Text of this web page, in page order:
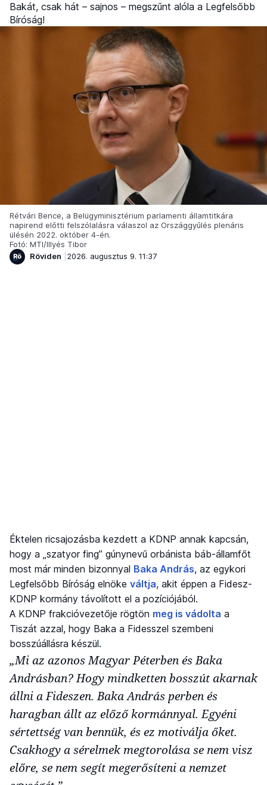
Bakát, csak hát – sajnos – megszűnt alóla a Legfelsőbb
Bíróság!
Rétvári Bence, a Belügyminisztérium parlamenti államtitkára
napirend előtti felszólalásra válaszol az Országgyűlés plenáris
ülésén 2022. október 4-én.
Fotó: MTI/Illyés Tibor
Röviden
2026. augusztus 9. 11:37
Éktelen ricsajozásba kezdett a KDNP annak kapcsán,
hogy a „szatyor fing” gúnynevű orbánista báb-államfőt
most már minden bizonnyal Baka András, az egykori
Legfelsőbb Bíróság elnöke váltja, akit éppen a Fidesz-
KDNP kormány távolított el a pozíciójából.
A KDNP frakcióvezetője rögtön meg is vádolta a
Tiszát azzal, hogy Baka a Fidesszel szembeni
bosszúállásra készül.
„Mi az azonos Magyar Péterben és Baka
Andrásban? Hogy mindketten bosszút akarnak
állni a Fideszen. Baka András perben és
haragban állt az előző kormánnyal. Egyéni
sértettség van bennük, és ez motiválja őket.
Csakhogy a sérelmek megtorolása se nem visz
előre, se nem segít megerősíteni a nemzet